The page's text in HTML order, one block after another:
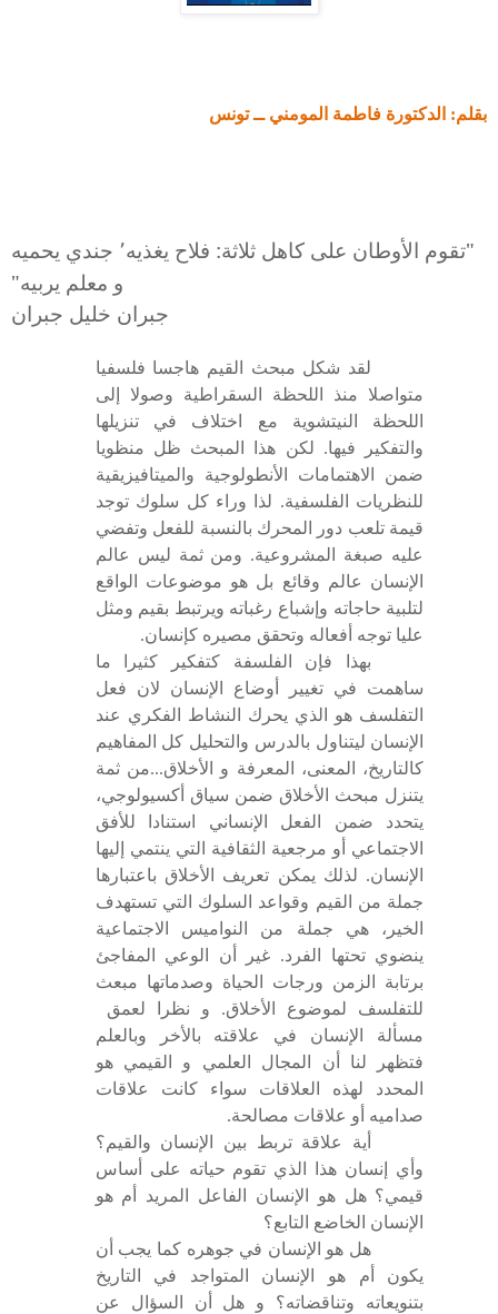
بقلم: الدكتورة فاطمة المومني ــ تونس
"تقوم الأوطان على كاهل ثلاثة: فلاح يغذيه٬ جندي يحميه
و معلم يربيه"
جبران خليل جبران
لقد شكل مبحث القيم هاجسا فلسفيا
متواصلا منذ اللحظة السقراطية وصولا إلى
اللحظة النيتشوية مع اختلاف في تنزيلها
والتفكير فيها. لكن هذا المبحث ظل منظويا
ضمن الاهتمامات الأنطولوجية والميتافيزيقية
للنظريات الفلسفية. لذا وراء كل سلوك توجد
قيمة تلعب دور المحرك بالنسبة للفعل وتفضي
عليه صبغة المشروعية. ومن ثمة ليس عالم
الإنسان عالم وقائع بل هو موضوعات الواقع
لتلبية حاجاته وإشباع رغباته ويرتبط بقيم ومثل
عليا توجه أفعاله وتحقق مصيره كإنسان.
بهذا فإن الفلسفة كتفكير كثيرا ما
ساهمت في تغيير أوضاع الإنسان لان فعل
التفلسف هو الذي يحرك النشاط الفكري عند
الإنسان ليتناول بالدرس والتحليل كل المفاهيم
كالتاريخ، المعنى، المعرفة و الأخلاق...من ثمة
يتنزل مبحث الأخلاق ضمن سياق أكسيولوجي،
يتحدد ضمن الفعل الإنساني استنادا للأفق
الاجتماعي أو مرجعية الثقافية التي ينتمي إليها
الإنسان. لذلك يمكن تعريف الأخلاق باعتبارها
جملة من القيم وقواعد السلوك التي تستهدف
الخير، هي جملة من النواميس الاجتماعية
ينضوي تحتها الفرد. غير أن الوعي المفاجئ
برتابة الزمن ورجات الحياة وصدماتها مبعث
للتفلسف لموضوع الأخلاق. و نظرا لعمق
مسألة الإنسان في علاقته بالأخر وبالعلم
فتظهر لنا أن المجال العلمي و
القيمي هو
المحدد لهذه العلاقات سواء كانت علاقات
صداميه أو علاقات مصالحة.
أية علاقة تربط بين الإنسان والقيم؟
وأي إنسان هذا الذي تقوم حياته على أساس
قيمي؟ هل هو الإنسان الفاعل المريد أم هو
الإنسان الخاضع التابع؟
هل هو الإنسان في جوهره كما يجب أن
يكون أم هو الإنسان المتواجد في التاريخ
بتنويعاته وتناقضاته؟ و هل أن السؤال عن